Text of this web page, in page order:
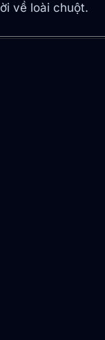
về loài chuột.